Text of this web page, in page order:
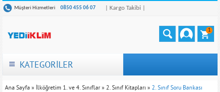
Müşteri Hizmetleri 0850 455 06 07 | Kargo Takibi |
1
KATEGORİLER
Ana Sayfa » İlköğretim 1. ve 4. Sınıflar » 2. Sınıf Kitapları » 2. Sınıf Soru Bankası